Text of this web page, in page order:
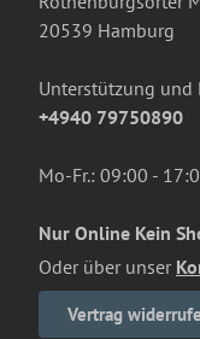
20539 Hamburg
Unterstützung und
+4940 79750890
Mo-Fr.: 09:00 -
Nur Online Kein
Oder über unser
Vertrag